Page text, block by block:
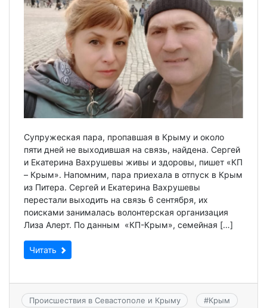
Супружеская пара, пропавшая в Крыму и около
пяти дней не выходившая на связь, найдена. Сергей
и Екатерина Вахрушевы живы и здоровы, пишет «КП
– Крым». Напомним, пара приехала в отпуск в Крым
из Питера. Сергей и Екатерина Вахрушевы
перестали выходить на связь 6 сентября, их
поисками занималась волонтерская организация
Лиза Алерт. По данным «КП-Крым», семейная […]
Читать
Происшествия в Севастополе и Крыму #Крым